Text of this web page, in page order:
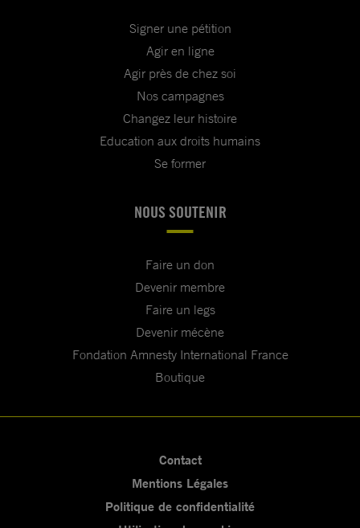
Signer une pétition
Agir en ligne
Agir près de chez soi
Nos campagnes
Changez leur histoire
Education aux droits humains
Se former
NOUS SOUTENIR
Faire un don
Devenir membre
Faire un legs
Devenir mécène
Fondation Amnesty International France
Boutique
Contact
Mentions Légales
Politique de confidentialité